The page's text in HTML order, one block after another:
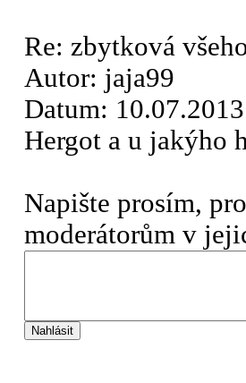
Re: zbytková
Autor: jaja99
Datum:
Hergot a u jakýho
Napište prosím,
moderátorům v